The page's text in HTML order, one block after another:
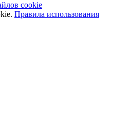
cookie
Правила использования